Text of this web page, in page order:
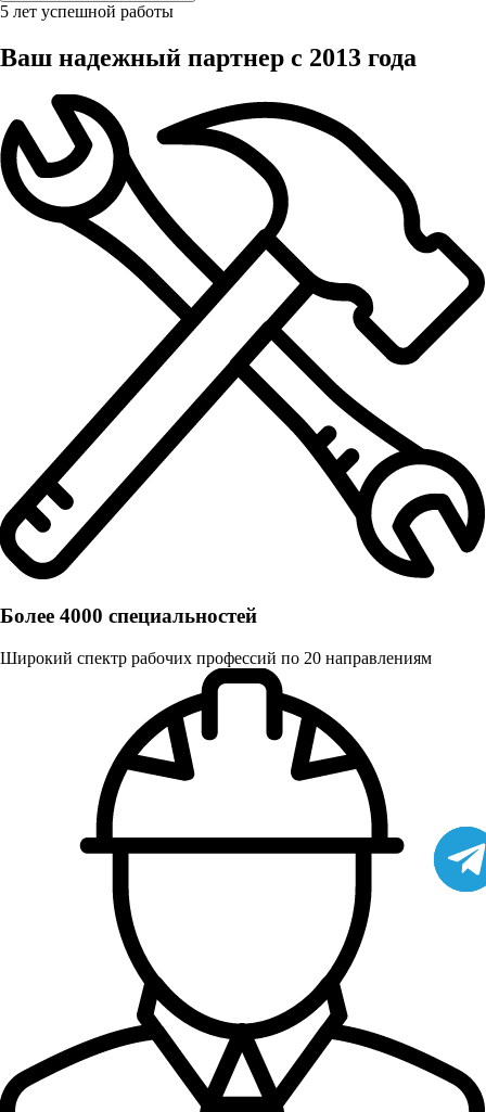
5 лет успешной работы
Ваш надежный партнер с 2013 года
Более 4000 специальностей
Широкий спектр рабочих профессий по 20 направлениям